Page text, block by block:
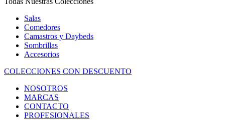
Salas
Comedores
Camastros y Daybeds
Sombrillas
Accesorios
COLECCIONES CON DESCUENTO
NOSOTROS
MARCAS
CONTACTO
PROFESIONALES